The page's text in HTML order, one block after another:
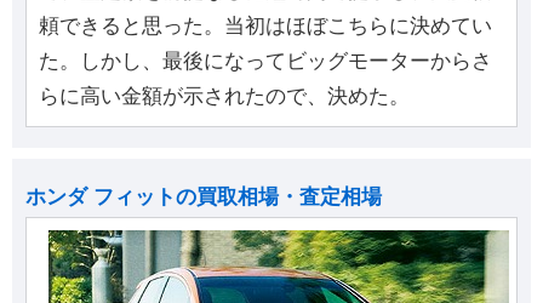
頼できると思った。当初はほぼこちらに決めてい
た。しかし、最後になってビッグモーターからさ
らに高い金額が示されたので、決めた。
ホンダ フィットの買取相場・査定相場